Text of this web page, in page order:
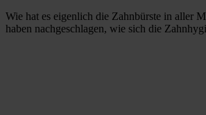
Wie hat es eigenlich die Zahnbürste in aller
haben nachgeschlagen, wie sich die